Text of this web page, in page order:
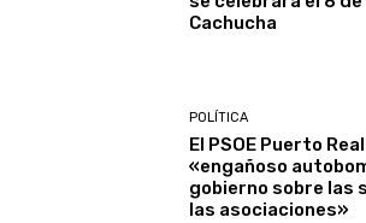
Cachucha
POLÍTICA
El PSOE Puerto
«engañoso
gobierno sobre las
las asociaciones»